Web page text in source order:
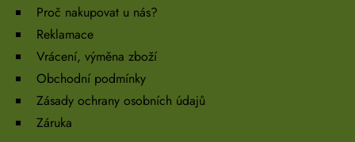
Proč nakupovat u nás?
Reklamace
Vrácení, výměna zboží
Obchodní podmínky
Zásady ochrany osobních údajů
Záruka